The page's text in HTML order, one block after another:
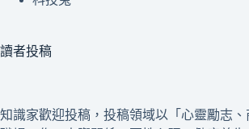
讀者投稿
知識家歡迎投稿，投稿領域以「心靈勵志、